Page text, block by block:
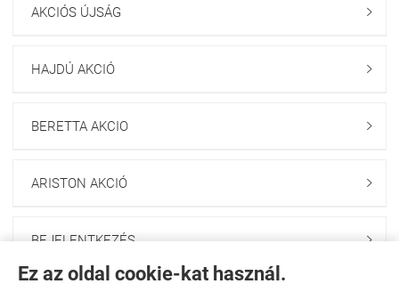
Ez az oldal cookie-kat használ.
AKCIÓS ÚJSÁG 
HAJDÚ AKCIÓ 
BERETTA AKCIO 
ARISTON AKCIÓ 
BEJELENTKEZÉS 